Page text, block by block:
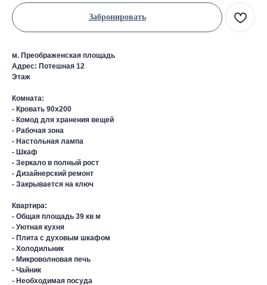
Забронировать
м. Преображенская площадь
Адрес: Потешная 12
Этаж
Комната:
- Кровать 90х200
- Комод для хранения вещей
- Рабочая зона
- Настольная лампа
- Шкаф
- Зеркало в полный рост
- Дизайнерский ремонт
- Закрывается на ключ
Квартира:
- Общая площадь 39 кв м
- Уютная кухня
- Плита с духовым шкафом
- Холодильник
- Микроволновая печь
- Чайник
- Необходимая посуда